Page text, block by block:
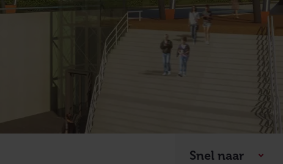
Snel naar